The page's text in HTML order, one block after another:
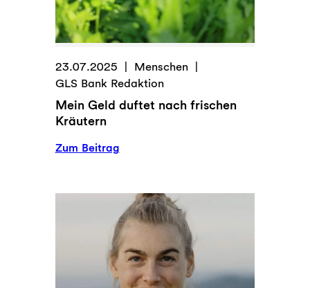
23.07.2025
Menschen
GLS Bank Redaktion
Mein Geld duftet nach frischen
Kräutern
Zum Beitrag:
duftet
nach
frischen
Kräutern